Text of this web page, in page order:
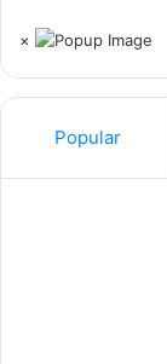
×
Popular